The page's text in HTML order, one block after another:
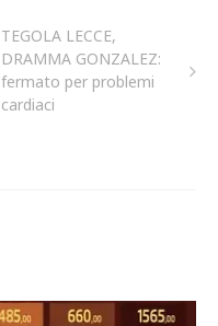
TEGOLA LECCE,
DRAMMA GONZALEZ:
fermato per problemi
cardiaci